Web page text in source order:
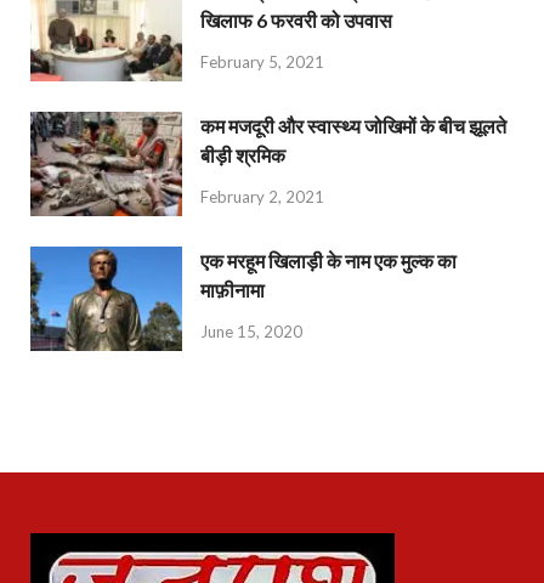
खिलाफ 6 फरवरी को उपवास
February 5, 2021
कम मजदूरी और स्वास्थ्य जोखिमों के बीच झूलते
बीड़ी श्रमिक
February 2, 2021
एक मरहूम खिलाड़ी के नाम एक मुल्क का
माफ़ीनामा
June 15, 2020